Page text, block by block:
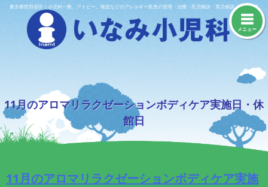
Skip東京都世田谷区｜小児科一般、アトピー、喘息などのアレルギー疾患の管理・治療・乳児検診・育児相談・予防接種
メニュー
11月のアロマリラクゼーションボディケア実施日・休
館日
11月のアロマリラクゼーションボディケア実施